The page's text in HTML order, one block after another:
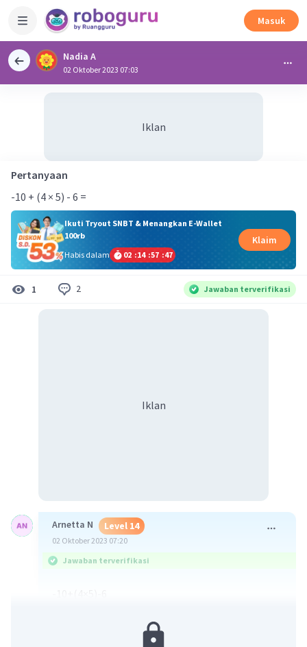
Masuk
Nadia A
02 Oktober 2023 07:03
Iklan
Pertanyaan
-10 + (4 × 5) - 6 =
Ikuti Tryout SNBT & Menangkan E-Wallet
100rb
Habis dalam
02 :14 :57 :46
Klaim
1 2 Jawaban terverifikasi
Iklan
Arnetta N Level 14
02 Oktober 2023 07:20
Jawaban terverifikasi